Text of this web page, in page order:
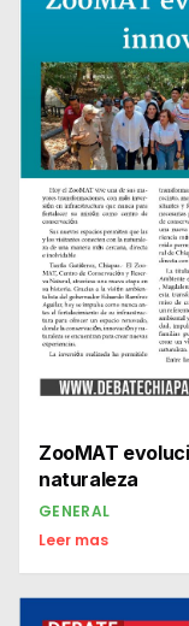
ZooMAT
naturaleza
GENERAL
Leer mas